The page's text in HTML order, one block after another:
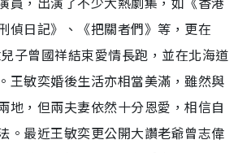
偵日記》、《把關者們》等，更在
子曾國祥結束愛情長跑，並在北海道
王敏奕婚後生活亦相當美滿，雖然與
地，但兩夫妻依然十分恩愛，相信自
。最近王敏奕更公開大讚老爺曾志偉